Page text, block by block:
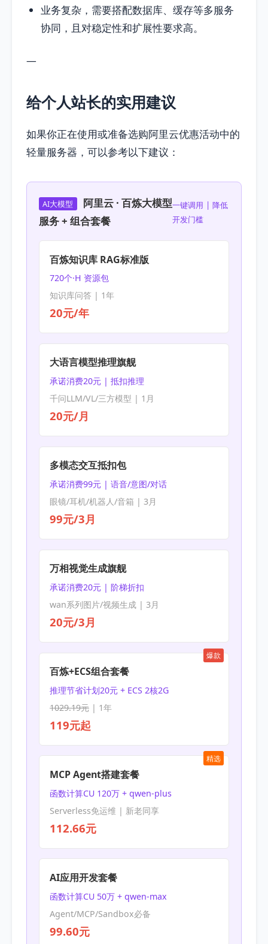
业务复杂，需要搭配数据库、缓存等多服务
协同，且对稳定性和扩展性要求高。
—
给个人站长的实用建议
如果你正在使用或准备选购阿里云优惠活动中的
轻量服务器，可以参考以下建议：
AI大模型
阿里云 · 百炼大模型
服务 + 组合套餐
一键调用 | 降低
开发门槛
百炼知识库 RAG标准版
720个·H 资源包
知识库问答 | 1年
20元/年
大语言模型推理旗舰
承诺消费20元 | 抵扣推理
千问LLM/VL/三方模型 | 1月
20元/月
多模态交互抵扣包
承诺消费99元 | 语音/意图/对话
眼镜/耳机/机器人/音箱 | 3月
99元/3月
万相视觉生成旗舰
承诺消费20元 | 阶梯折扣
wan系列图片/视频生成 | 3月
20元/3月
爆款
百炼+ECS组合套餐
推理节省计划20元 + ECS 2核2G
1029.19元| 1年
119元起
精选
MCP Agent搭建套餐
函数计算CU 120万 + qwen-plus
Serverless免运维 | 新老同享
112.66元
AI应用开发套餐
函数计算CU 50万 + qwen-max
Agent/MCP/Sandbox必备
99.60元